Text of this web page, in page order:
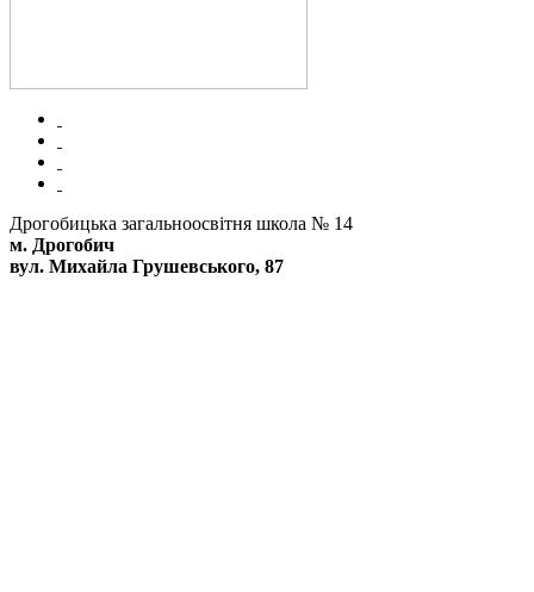
Дрогобицька загальноосвітня школа № 14
м. Дрогобич
вул. Михайла Грушевського, 87